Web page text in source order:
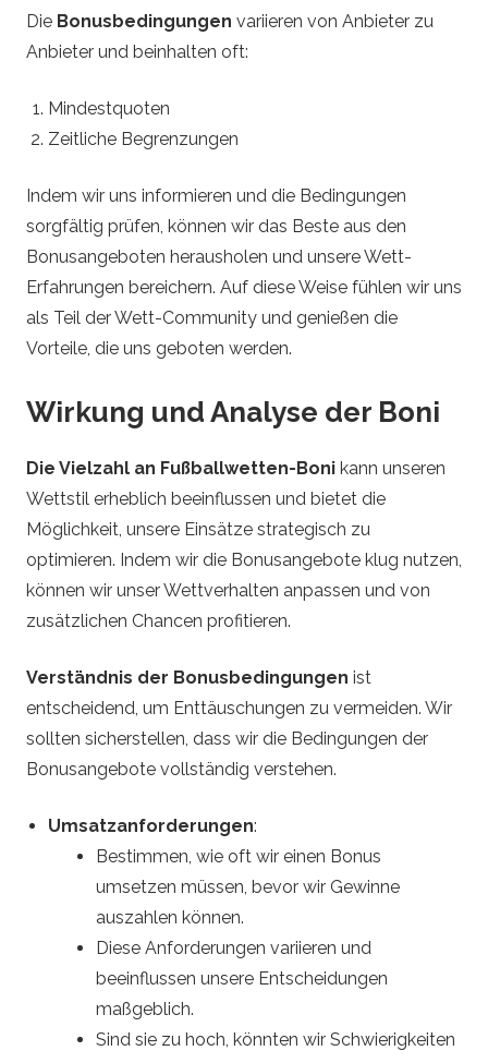
Die Bonusbedingungen variieren von Anbieter zu
Anbieter und beinhalten oft:
Mindestquoten
Zeitliche Begrenzungen
Indem wir uns informieren und die Bedingungen
sorgfältig prüfen, können wir das Beste aus den
Bonusangeboten herausholen und unsere Wett-
Erfahrungen bereichern. Auf diese Weise fühlen wir uns
als Teil der Wett-Community und genießen die
Vorteile, die uns geboten werden.
Wirkung und Analyse der Boni
Die Vielzahl an Fußballwetten-Boni kann unseren
Wettstil erheblich beeinflussen und bietet die
Möglichkeit, unsere Einsätze strategisch zu
optimieren. Indem wir die Bonusangebote klug nutzen,
können wir unser Wettverhalten anpassen und von
zusätzlichen Chancen profitieren.
Verständnis der Bonusbedingungen ist
entscheidend, um Enttäuschungen zu vermeiden. Wir
sollten sicherstellen, dass wir die Bedingungen der
Bonusangebote vollständig verstehen.
Umsatzanforderungen:
Bestimmen, wie oft wir einen Bonus
umsetzen müssen, bevor wir Gewinne
auszahlen können.
Diese Anforderungen variieren und
beeinflussen unsere Entscheidungen
maßgeblich.
Sind sie zu hoch, könnten wir Schwierigkeiten